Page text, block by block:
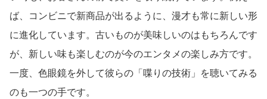
ば、コンビニで新商品が出るように、漫才も常に新しい形
に進化しています。古いものが美味しいのはもちろんです
が、新しい味も楽しむのが今のエンタメの楽しみ方です。
一度、色眼鏡を外して彼らの「喋りの技術」を聴いてみる
のも一つの手です。